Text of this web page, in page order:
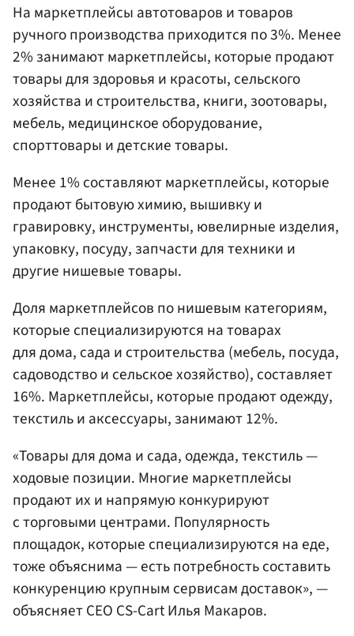
На маркетплейсы автотоваров и товаров
ручного производства приходится по 3%. Менее
2% занимают маркетплейсы, которые продают
товары для здоровья и красоты, сельского
хозяйства и строительства, книги, зоотовары,
мебель, медицинское оборудование,
спорттовары и детские товары.
Менее 1% составляют маркетплейсы, которые
продают бытовую химию, вышивку и
гравировку, инструменты, ювелирные изделия,
упаковку, посуду, запчасти для техники и
другие нишевые товары.
Доля маркетплейсов по нишевым категориям,
которые специализируются на товарах
для дома, сада и строительства (мебель, посуда,
садоводство и сельское хозяйство), составляет
16%. Маркетплейсы, которые продают одежду,
текстиль и аксессуары, занимают 12%.
«Товары для дома и сада, одежда, текстиль —
ходовые позиции. Многие маркетплейсы
продают их и напрямую конкурируют
с торговыми центрами. Популярность
площадок, которые специализируются на еде,
тоже объяснима — есть потребность составить
конкуренцию крупным сервисам доставок», —
объясняет CEO CS-Cart Илья Макаров.